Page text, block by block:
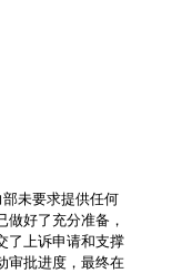
未要求提供任何
好了充分准备，
了上诉申请和支撑
审批进度，最终在